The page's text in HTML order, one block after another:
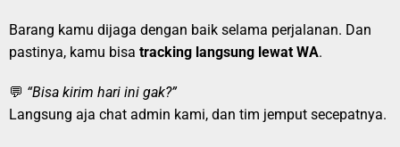
Barang kamu dijaga dengan baik selama perjalanan. Dan
pastinya, kamu bisa tracking langsung lewat WA.
💬 “Bisa kirim hari ini gak?”
Langsung aja chat admin kami, dan tim jemput secepatnya.